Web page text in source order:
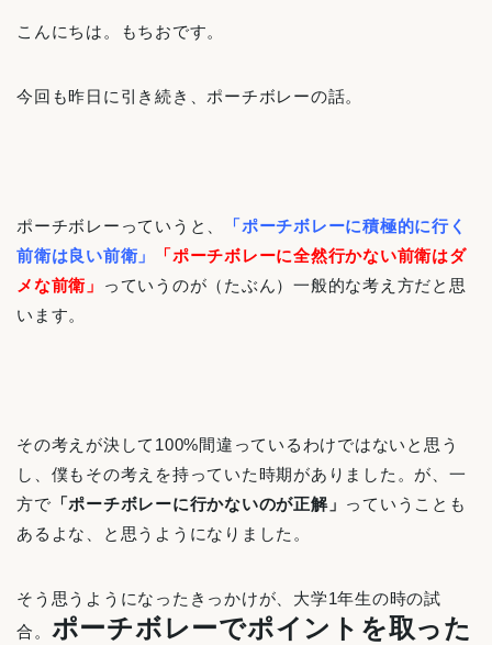
こんにちは。もちおです。
今回も昨日に引き続き、ポーチボレーの話。
ポーチボレーっていうと、
「ポーチボレーに積極的に行く
前衛は良い前衛」
「ポーチボレーに全然行かない前衛はダ
メな前衛」
っていうのが（たぶん）一般的な考え方だと思
います。
その考えが決して100%間違っているわけではないと思う
し、僕もその考えを持っていた時期がありました。が、一
方で 「ポーチボレーに行かないのが正解」 っていうことも
あるよな、と思うようになりました。
そう思うようになったきっかけが、大学1年生の時の試
合。 ポーチボレーでポイントを取った